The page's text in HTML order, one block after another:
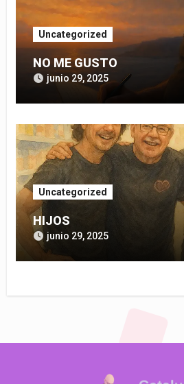
Uncategorized
NO ME GUSTO
junio 29, 2025
Uncategorized
HIJOS
junio 29, 2025